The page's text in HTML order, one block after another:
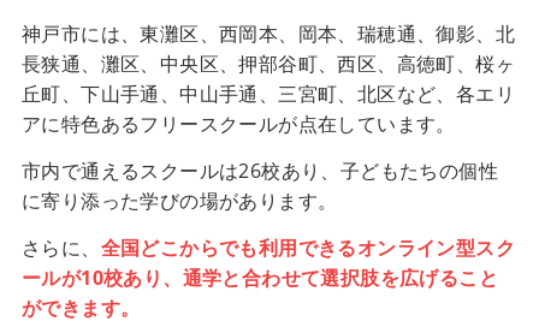
神戸市には、東灘区、西岡本、岡本、瑞穂通、御影、北
長狭通、灘区、中央区、押部谷町、西区、高徳町、桜ヶ
丘町、下山手通、中山手通、三宮町、北区など、各エリ
アに特色あるフリースクールが点在しています。
市内で通えるスクールは26校あり、子どもたちの個性
に寄り添った学びの場があります。
さらに、 全国どこからでも利用できるオンライン型スク
ールが10校あり、通学と合わせて選択肢を広げること
ができます。